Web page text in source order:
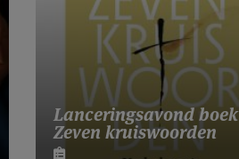
Lanceringsavond boek
Zeven kruiswoorden